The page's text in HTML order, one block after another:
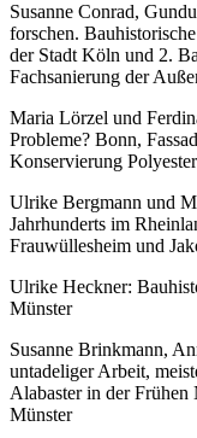
Susanne Conrad,
forschen.
der Stadt Köln und 2.
Fachsanierung der
Maria Lörzel und
Probleme? Bonn,
Konservierung
Ulrike Bergmann und
Jahrhunderts im
Frauwüllesheim und
Ulrike Heckner:
Münster
Susanne Brinkmann,
untadeliger Arbeit,
Alabaster in der
Münster